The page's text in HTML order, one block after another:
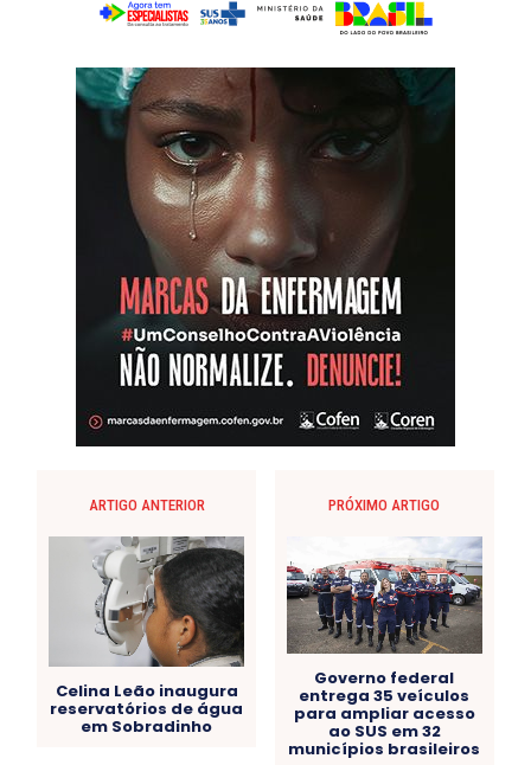
ARTIGO ANTERIOR
Celina Leão inaugura
reservatórios de água
em Sobradinho
PRÓXIMO ARTIGO
Governo federal
entrega 35 veículos
para ampliar acesso
ao SUS em 32
municípios brasileiros